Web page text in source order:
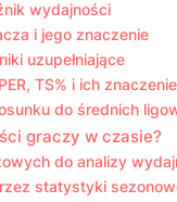
wydajności
i jego znaczenie
uzupełniające
TS% i ich znaczenie
do średnich
graczy w czasie?
do analizy
statystyki